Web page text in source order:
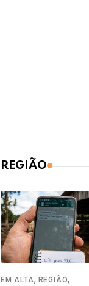
REGIÃO
EM ALTA, REGIÃO,